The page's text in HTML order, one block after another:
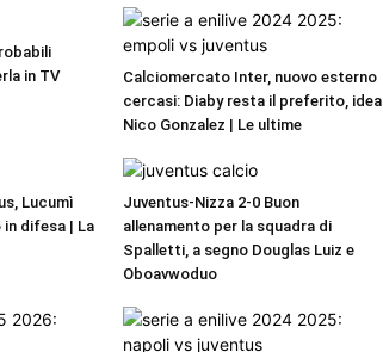
in TV
Calciomercato Inter, nuovo esterno
cercasi: Diaby resta il preferito, idea
Nico Gonzalez | Le ultime
Lucumì
difesa | La
Juventus-Nizza 2-0 Buon
allenamento per la squadra di
Spalletti, a segno Douglas Luiz e
Oboavwoduo